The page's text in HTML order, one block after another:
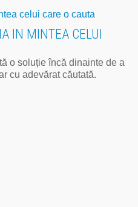
IN MINTEA CELUI
o ‪soluție‬ încă dinainte de a
cu adevărat căutată.